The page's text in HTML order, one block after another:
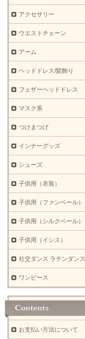
アクセサリー
ウエストチェーン
アーム
ヘッドドレス/髪飾り
フェザーヘッドドレス
マスク系
つけまつげ
インナーグッズ
シューズ
子供用（衣装）
子供用（ファンベール）
子供用（シルクベール）
子供用（イシス）
社交ダンス ラテンダンス
ワンピース
お支払い方法について